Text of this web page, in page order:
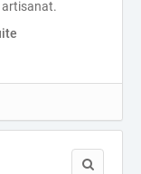
artisanat.